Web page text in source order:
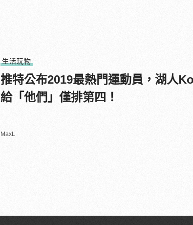
生活玩物
推特公布2019最熱門運動員，湖人
給「他們」僅排第四！
MaxL